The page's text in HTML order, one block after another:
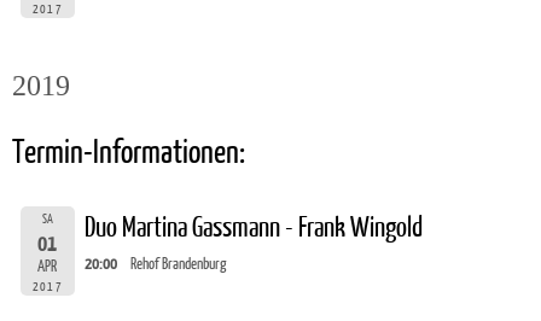
2017
2019
Termin-Informationen:
SA
01
APR
2017
Duo Martina Gassmann - Frank Wingold
20:00 Rehof Brandenburg